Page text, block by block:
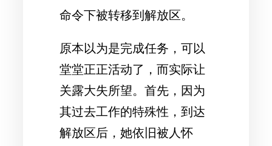
命令下被转移到解放区。
原本以为是完成任务，可以
堂堂正正活动了，而实际让
关露大失所望。首先，因为
其过去工作的特殊性，到达
解放区后，她依旧被人怀